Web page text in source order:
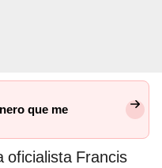
que me
oficialista Francis